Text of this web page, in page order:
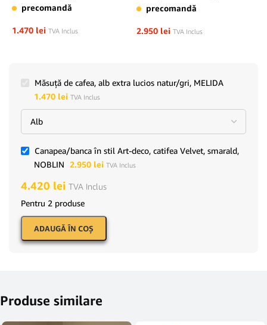
precomandă
1.470 lei TVA Inclus
smarald, NOBLIN
precomandă
2.950 lei TVA Inclus
Măsuţă de cafea, alb extra lucios natur/gri, MELIDA
1.470 lei TVA Inclus
Canapea/banca în stil Art-deco, catifea Velvet, smarald,
NOBLIN 2.950 lei TVA Inclus
4.420 lei TVA Inclus
Pentru 2 produse
ADAUGĂ ÎN COŞ
Produse similare